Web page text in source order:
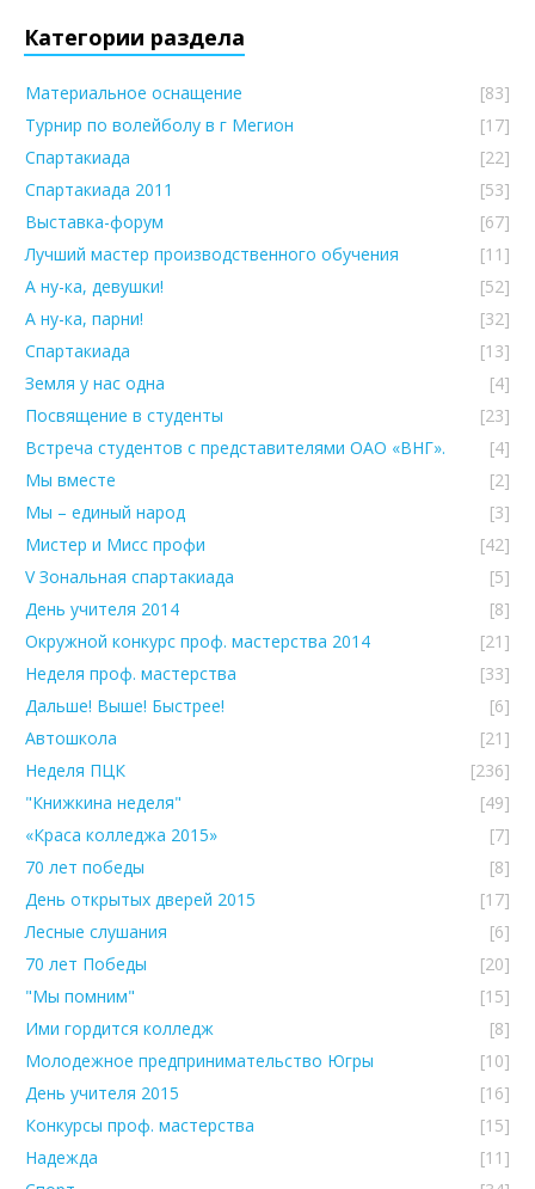
Категории раздела
Материальное оснащение
[83]
Турнир по волейболу в г Мегион
[17]
Спартакиада
[22]
Спартакиада 2011
[53]
Выставка-форум
[67]
Лучший мастер производственного обучения
[11]
А ну-ка, девушки!
[52]
А ну-ка, парни!
[32]
Спартакиада
[13]
Земля у нас одна
[4]
Посвящение в студенты
[23]
Встреча студентов с представителями ОАО «ВНГ».
[4]
Мы вместе
[2]
Мы – единый народ
[3]
Мистер и Мисс профи
[42]
V Зональная спартакиада
[5]
День учителя 2014
[8]
Окружной конкурс проф. мастерства 2014
[21]
Неделя проф. мастерства
[33]
Дальше! Выше! Быстрее!
[6]
Автошкола
[21]
Неделя ПЦК
[236]
"Книжкина неделя"
[49]
«Краса колледжа 2015»
[7]
70 лет победы
[8]
День открытых дверей 2015
[17]
Лесные слушания
[6]
70 лет Победы
[20]
"Мы помним"
[15]
Ими гордится колледж
[8]
Молодежное предпринимательство Югры
[10]
День учителя 2015
[16]
Конкурсы проф. мастерства
[15]
Надежда
[11]